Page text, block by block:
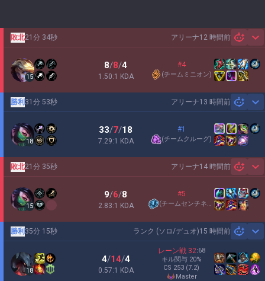
アリーナ12 時間前
敗北21分 34秒
15
8/8/4
1.50:1 KDA
#4
(チームミニオン)
アリーナ13 時間前
勝利 31分 53秒
18
33/7/18
7.29:1 KDA
#1
(チームクルーグ)
アリーナ14 時間前
敗北21分 35秒
15
9/6/8
2.83:1 KDA
#5
(チームセンチネル )
ランク (ソロ/デュオ)15 時間前
勝利 35分 15秒
18
4/14/4
0.57:1 KDA
レーン戦 32:68
キル関与 20%
CS 253 (7.2)
master